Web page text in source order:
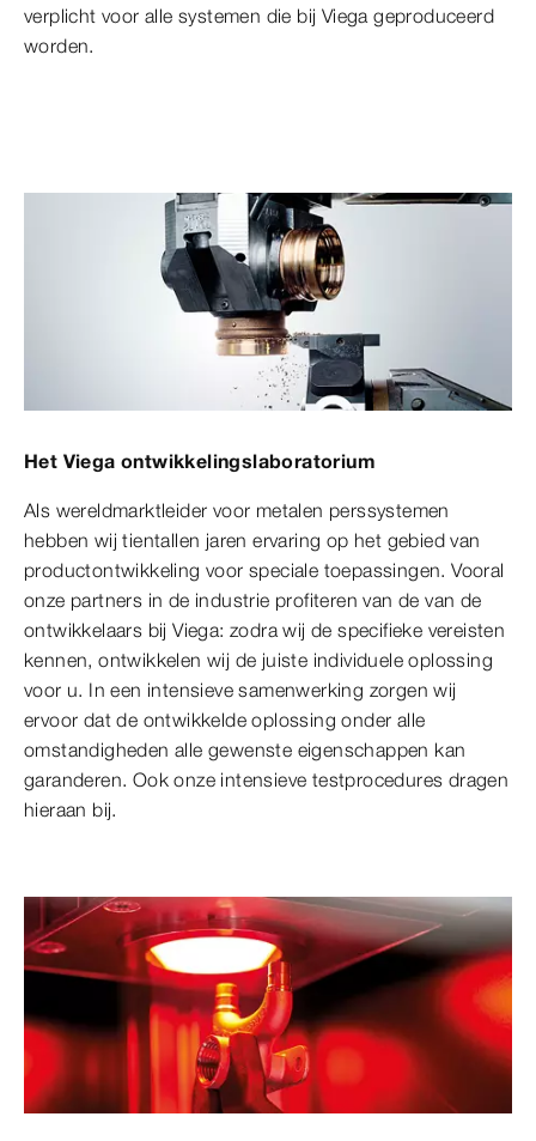
verplichtvoor alle systemen die bij Viega geproduceerd
worden.
Het Viega ontwikkelingslaboratorium
Als wereldmarktleider voor metalen perssystemen
hebben wij tientallen jaren ervaring op het gebied van
productontwikkeling voor speciale toepassingen. Vooral
onze partners in de industrie profiteren van de van de
ontwikkelaars bij Viega: zodra wij de specifieke vereisten
kennen, ontwikkelen wij de juiste individuele oplossing
voor u. In een intensieve samenwerking zorgen wij
ervoor dat de ontwikkelde oplossing onder alle
omstandigheden alle gewenste eigenschappen kan
garanderen. Ook onze intensieve testprocedures dragen
hieraan bij.